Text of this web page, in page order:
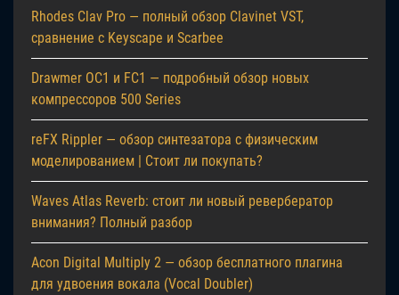
Rhodes Clav Pro — полный обзор Clavinet VST,
сравнение с Keyscape и Scarbee
Drawmer OC1 и FC1 — подробный обзор новых
компрессоров 500 Series
reFX Rippler — обзор синтезатора с физическим
моделированием | Стоит ли покупать?
Waves Atlas Reverb: стоит ли новый ревербератор
внимания? Полный разбор
Acon Digital Multiply 2 — обзор бесплатного плагина
для удвоения вокала (Vocal Doubler)